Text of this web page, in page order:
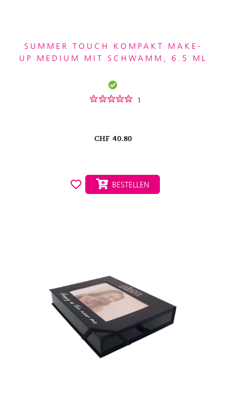
SUMMER TOUCH KOMPAKT MAKE-
UP MEDIUM MIT SCHWAMM, 6.5 ML
1
CHF 40.80
BESTELLEN